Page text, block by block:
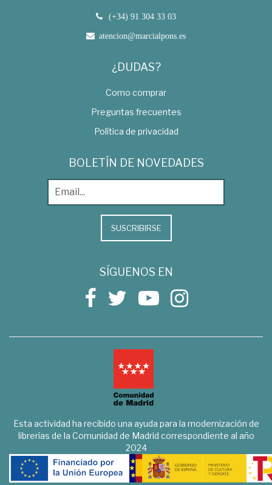
(+34) 91 304 33 03
atencion@marcialpons.es
¿DUDAS?
Como comprar
Preguntas frecuentes
Política de privacidad
BOLETÍN DE NOVEDADES
SUSCRIBIRSE
SÍGUENOS EN
Esta actividad ha recibido una ayuda para la modernización de
librerías de la Comunidad de Madrid correspondiente al año
2024